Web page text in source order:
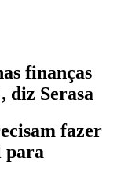
finanças
diz Serasa
fazer
para